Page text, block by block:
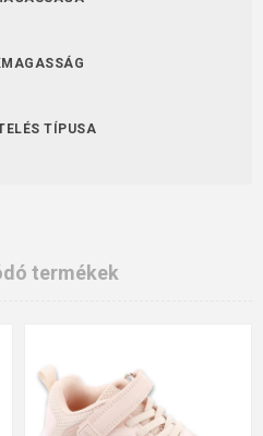
TÍPUSA
termékek